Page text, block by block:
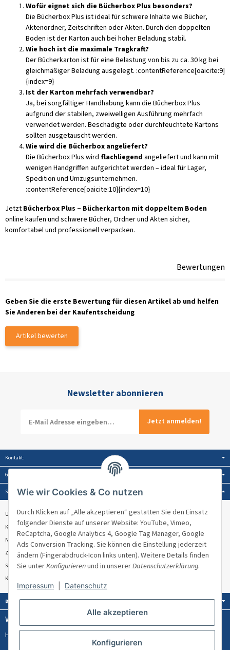
Wofür eignet sich die Bücherbox Plus besonders?
Die Bücherbox Plus ist ideal für schwere Inhalte wie Bücher,
Aktenordner, Zeitschriften oder Akten. Durch den doppelten
Boden ist der Karton auch bei hoher Beladung stabil.
Wie hoch ist die maximale Tragkraft?
Der Bücherkarton ist für eine Belastung von bis zu ca. 30 kg bei
gleichmäßiger Beladung ausgelegt. :contentReference[oaicite:9]
{index=9}
Ist der Karton mehrfach verwendbar?
Ja, bei sorgfältiger Handhabung kann die Bücherbox Plus
aufgrund der stabilen, zweiwelligen Ausführung mehrfach
verwendet werden. Beschädigte oder durchfeuchtete Kartons
sollten ausgetauscht werden.
Wie wird die Bücherbox angeliefert?
Die Bücherbox Plus wird flachliegend angeliefert und kann mit
wenigen Handgriffen aufgerichtet werden – ideal für Lager,
Spedition und Umzugsunternehmen.
:contentReference[oaicite:10]{index=10}
Jetzt Bücherbox Plus – Bücherkarton mit doppeltem Boden
online kaufen und schwere Bücher, Ordner und Akten sicher,
komfortabel und professionell verpacken.
Bewertungen
Geben Sie die erste Bewertung für diesen Artikel ab und helfen
Sie Anderen bei der Kaufentscheidung
Artikel bewerten
Newsletter abonnieren
Jetzt anmelden!
Kontakt:
Gesetzliche Informationen:
Service:
Über Venandi
Kontakt & Beratung
Newsletter
Zahlungsmöglichkeiten
Sitemap
Kundenbewertungen ★★★★★
Bezahlung:
Wissen & Ratgeber:
Hülsenlose Stretchfolie
Welches Umreifungsband für welches Palettengewicht?
Wie wir Cookies & Co nutzen
Durch Klicken auf „Alle akzeptieren“ gestatten Sie den Einsatz
folgender Dienste auf unserer Website: YouTube, Vimeo,
ReCaptcha, Google Analytics 4, Google Tag Manager, Google
Ads Conversion Tracking. Sie können die Einstellung jederzeit
ändern (Fingerabdruck-Icon links unten). Weitere Details finden
Sie unterKonfigurierenund in unsererDatenschutzerklärung.
Impressum Datenschutz
Alle akzeptieren
Konfigurieren